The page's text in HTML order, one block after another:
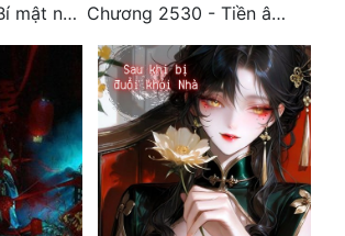
Chương 2863: Bí mật nhất 2
Chương 2530 - Tiền âm phủ (2)